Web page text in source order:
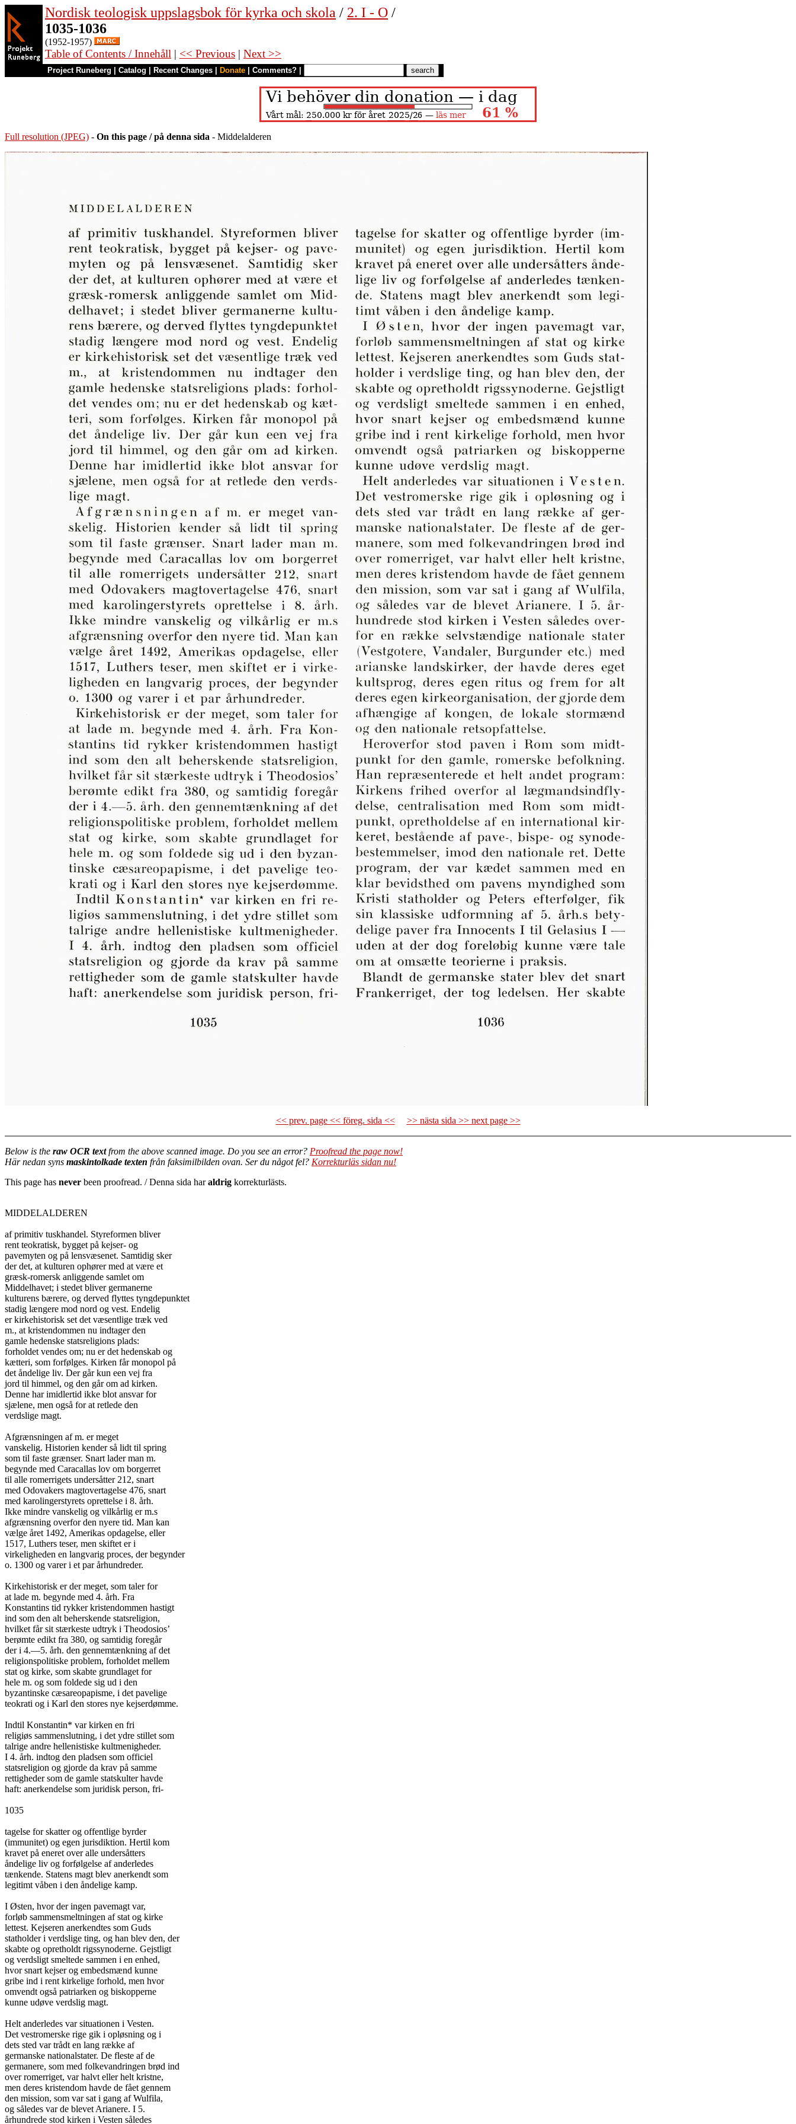
Nordisk teologisk uppslagsbok för kyrka och skola / 2. I - O /
1035-1036
(1952-1957)
Table of Contents / Innehåll | << Previous | Next >>
Project Runeberg Catalog Recent Changes Donate Comments?
Full resolution (JPEG) - On this page / på denna sida - Middelalderen
<< prev. page << föreg. sida << >> nästa sida >> next page >>
Below is the raw OCR textfrom the above scanned image. Do you see an error? Proofread the page now!
Här nedan syns maskintolkade texten från faksimilbilden ovan. Ser du något fel? Korrekturläs sidan nu!
This page has never been proofread. / Denna sida haraldrig korrekturlästs.
MIDDELALDEREN
af primitiv tuskhandel. Styreformen bliver
rent teokratisk, bygget på kejser- og
pavemyten og på lensvæsenet. Samtidig sker
der det, at kulturen ophører med at være et
græsk-romersk anliggende samlet om
Middelhavet; i stedet bliver germanerne
kulturens bærere, og derved flyttes tyngdepunktet
stadig længere mod nord og vest. Endelig
er kirkehistorisk set det væsentlige træk ved
m., at kristendommen nu indtager den
gamle hedenske statsreligions plads:
forholdet vendes om; nu er det hedenskab og
kætteri, som forfølges. Kirken får monopol på
det åndelige liv. Der går kun een vej fra
jord til himmel, og den går om ad kirken.
Denne har imidlertid ikke blot ansvar for
sjælene, men også for at retlede den
verdslige magt.
Afgrænsningen af m. er meget
vanskelig. Historien kender så lidt til spring
som til faste grænser. Snart lader man m.
begynde med Caracallas lov om borgerret
til alle romerrigets undersåtter 212, snart
med Odovakers magtovertagelse 476, snart
med karolingerstyrets oprettelse i 8. årh.
Ikke mindre vanskelig og vilkårlig er m.s
afgrænsning overfor den nyere tid. Man kan
vælge året 1492, Amerikas opdagelse, eller
1517, Luthers teser, men skiftet er i
virkeligheden en langvarig proces, der begynder
o. 1300 og varer i et par århundreder.
Kirkehistorisk er der meget, som taler for
at lade m. begynde med 4. årh. Fra
Konstantins tid rykker kristendommen hastigt
ind som den alt beherskende statsreligion,
hvilket får sit stærkeste udtryk i Theodosios’
berømte edikt fra 380, og samtidig foregår
der i 4.—5. årh. den gennemtænkning af det
religionspolitiske problem, forholdet mellem
stat og kirke, som skabte grundlaget for
hele m. og som foldede sig ud i den
byzantinske cæsareopapisme, i det pavelige
teokrati og i Karl den stores nye kejserdømme.
Indtil Konstantin* var kirken en fri
religiøs sammenslutning, i det ydre stillet som
talrige andre hellenistiske kultmenigheder.
I 4. årh. indtog den pladsen som officiel
statsreligion og gjorde da krav på samme
rettigheder som de gamle statskulter havde
haft: anerkendelse som juridisk person, fri-
1035
tagelse for skatter og offentlige byrder
(immunitet) og egen jurisdiktion. Hertil kom
kravet på eneret over alle undersåtters
åndelige liv og forfølgelse af anderledes
tænkende. Statens magt blev anerkendt som
legitimt våben i den åndelige kamp.
I Østen, hvor der ingen pavemagt var,
forløb sammensmeltningen af stat og kirke
lettest. Kejseren anerkendtes som Guds
statholder i verdslige ting, og han blev den, der
skabte og opretholdt rigssynoderne. Gejstligt
og verdsligt smeltede sammen i en enhed,
hvor snart kejser og embedsmænd kunne
gribe ind i rent kirkelige forhold, men hvor
omvendt også patriarken og biskopperne
kunne udøve verdslig magt.
Helt anderledes var situationen i Vesten.
Det vestromerske rige gik i opløsning og i
dets sted var trådt en lang række af
germanske nationalstater. De fleste af de
germanere, som med folkevandringen brød ind
over romerriget, var halvt eller helt kristne,
men deres kristendom havde de fået gennem
den mission, som var sat i gang af Wulfila,
og således var de blevet Arianere. I 5.
århundrede stod kirken i Vesten således